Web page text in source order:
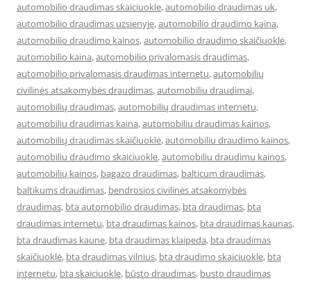
automobilio draudimas skaiciuokle,automobilio draudimas uk,
automobilio draudimas uzsienyje,automobilio draudimo kaina,
automobilio draudimo kainos,automobilio draudimo skaičiuoklė,
automobilio kaina,automobilio privalomasis draudimas,
automobilio privalomasis draudimas internetu,automobilių
civilinės atsakomybės draudimas,automobiliu draudimai,
automobilių draudimas,automobilių draudimas internetu,
automobiliu draudimas kaina,automobiliu draudimas kainos,
automobilių draudimas skaičiuoklė,automobiliu draudimo kainos,
automobiliu draudimo skaiciuokle,automobiliu draudimu kainos,
automobilių kainos, bagazo draudimas, balticum draudimas,
baltikums draudimas, bendrosios civilinės atsakomybės
draudimas, bta automobilio draudimas, bta draudimas, bta
draudimas internetu, bta draudimas kainos, bta draudimas kaunas,
bta draudimas kaune, bta draudimas klaipeda, bta draudimas
skaičiuoklė, bta draudimas vilnius, bta draudimo skaiciuokle, bta
internetu, bta skaiciuokle, būsto draudimas, busto draudimas